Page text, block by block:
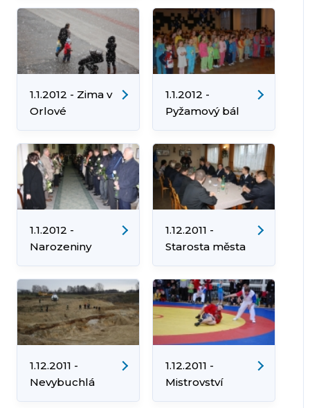
republiky
Karolína Peake
na návštěvě v
Orlové
1.1.2012 - Zima v
Orlové
1.1.2012 -
Pyžamový bál
1.1.2012 -
Narozeniny
děkana Martina
Pastrňáka
1.12.2011 -
Starosta města
odměnil hasiče z
Orlové-Poruby
1.12.2011 -
Nevybuchlá
bomba z II.
1.12.2011 -
Mistrovství
republiky v